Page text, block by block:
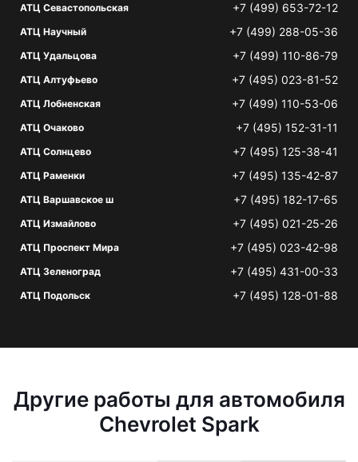
АТЦ Севастопольская +7 (499) 653-72-12
АТЦ Научный +7 (499) 288-05-36
АТЦ Удальцова +7 (499) 110-86-79
АТЦ Алтуфьево +7 (495) 023-81-52
АТЦ Лобненская +7 (499) 110-53-06
АТЦ Очаково +7 (495) 152-31-11
АТЦ Солнцево +7 (495) 125-38-41
АТЦ Раменки +7 (495) 135-42-87
АТЦ Варшавское ш +7 (495) 182-17-65
АТЦ Измайлово +7 (495) 021-25-26
АТЦ Проспект Мира +7 (495) 023-42-98
АТЦ Зеленоград +7 (495) 431-00-33
АТЦ Подольск +7 (495) 128-01-88
Другие работы для автомобиля
Chevrolet Spark